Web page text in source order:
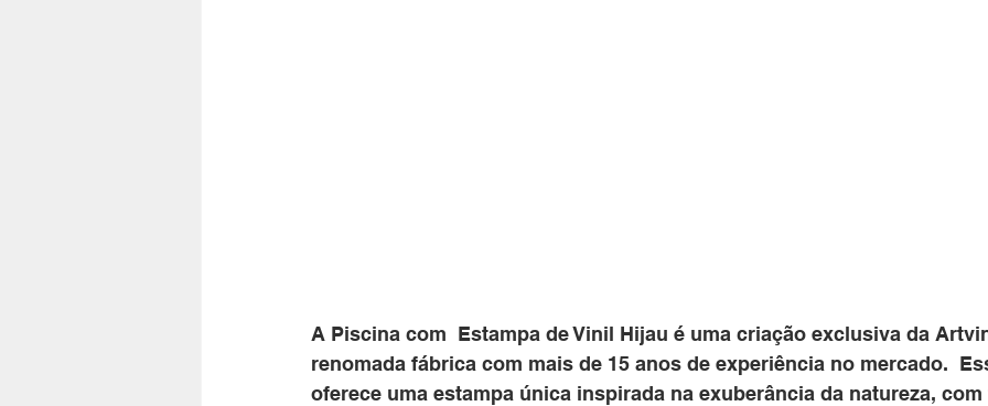
A Piscina com  Estampa de Vinil Hijau é uma criação exclusiva da
renomada fábrica com mais de 15 anos de experiência no mercado.
oferece uma estampa única inspirada na exuberância da natureza,